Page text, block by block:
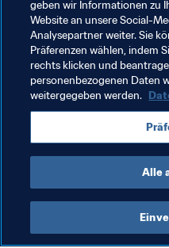
entscheiden.
Die Qualifikationsphase
Teams für den FIFA
Die
den Erdball führen dazu
FIFA eNations Cup 2020
geben wir Informationen zu
Website an unsere Social-
Analysepartner weiter. Sie
Präferenzen wählen, indem
rechts klicken und
personenbezogenen Daten
weitergegeben werden.
Alle